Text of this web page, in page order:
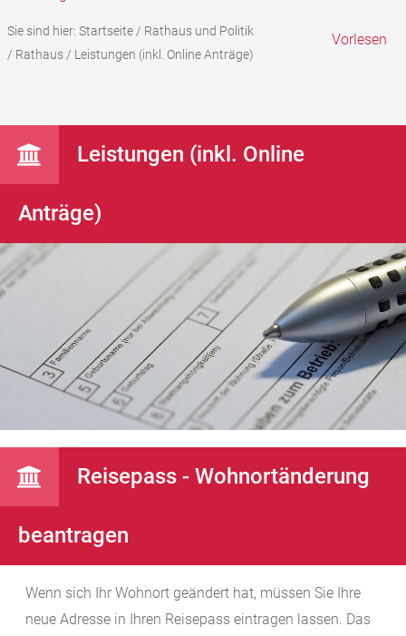
Sie sind hier: Startseite/ Rathaus und Politik
/ Rathaus/ Leistungen (inkl. Online Anträge)
Vorlesen
Leistungen (inkl. Online
Anträge)
Reisepass - Wohnortänderung
beantragen
Wenn sich Ihr Wohnort geändert hat, müssen Sie Ihre
neue Adresse in Ihren Reisepass eintragen lassen. Das